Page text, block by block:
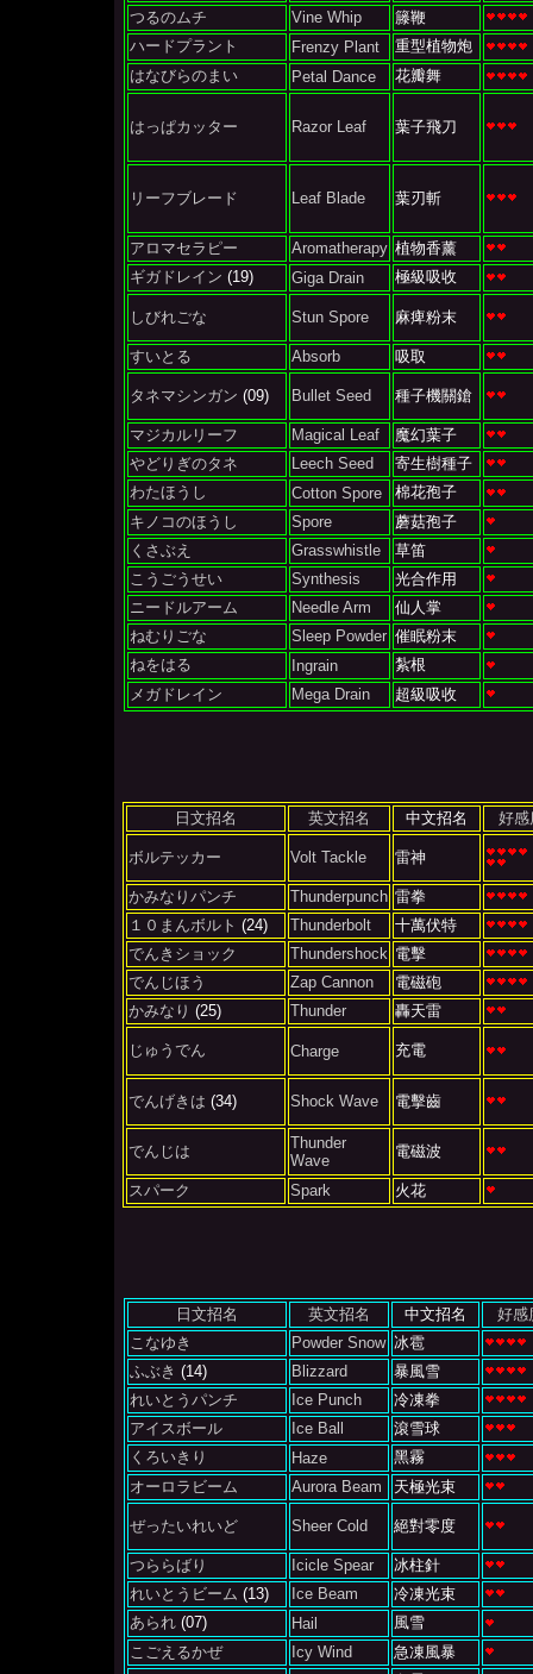
つるのムチ
Vine Whip
籐鞭
ハードプラント
Frenzy Plant
重型植物炮
はなびらのまい
Petal Dance 花瓣舞
はっぱカッター Razor Leaf 葉子飛刀
リーフブレード Leaf Blade 葉刃斬
アロマセラピー Aromatherapy 植物香薰
ギガドレイン (19) Giga Drain 極級吸收
しびれごな Stun Spore 麻痺粉末
すいとる Absorb 吸取
タネマシンガン (09) Bullet Seed 種子機關鎗
マジカルリーフ Magical Leaf
魔幻葉子
やどりぎのタネ
Leech Seed
寄生樹種子
わたほうし
Cotton Spore
棉花孢子
キノコのほうし
Spore
蘑菇孢子
くさぶえ
Grasswhistle
草笛
こうごうせい
Synthesis
光合作用
ニードルアーム
Needle Arm
仙人掌
ねむりごな
Sleep Powder 催眠粉末
ねをはる
Ingrain
紮根
メガドレイン
Mega Drain 超級吸收
日文招名 英文招名 中文招名 好感
ボルテッカー Volt Tackle 雷神
かみなりパンチ Thunderpunch 雷拳
１０まんボルト (24) Thunderbolt
十萬伏特
でんきショック
Thundershock 電擊
でんじほう
Zap Cannon
電磁砲
かみなり (25) Thunder 轟天雷
じゅうでん Charge 充電
でんげきは (34) Shock Wave 電擊齒
でんじは
Thunder
Wave
電磁波
スパーク Spark 火花
日文招名 英文招名 中文招名
好感
こなゆき
Powder Snow 冰雹
ふぶき (14) Blizzard
暴風雪
れいとうパンチ
Ice Punch
冷凍拳
アイスボール
Ice Ball
滾雪球
くろいきり
Haze
黑霧
オーロラビーム
Aurora Beam 天極光束
ぜったいれいど Sheer Cold 絕對零度
つららばり Icicle Spear
冰柱針
れいとうビーム (13) Ice Beam
冷凍光束
あられ (07) Hail
風雪
こごえるかぜ
Icy Wind
急凍風暴